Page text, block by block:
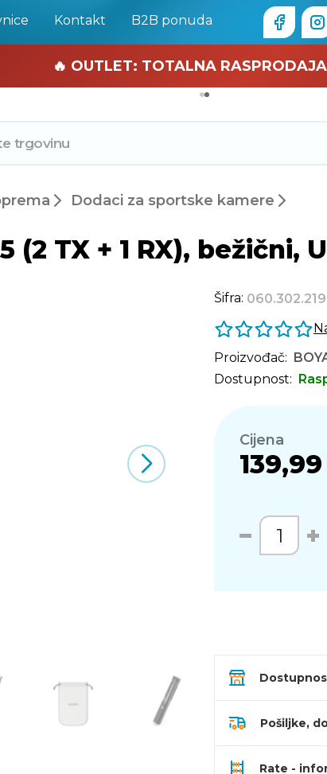
Kontakt B2B ponuda
🏄 Zaslužuješ odmor —❯
🔥 OUTLET: TOTALNA
Dodaci za sportske kamere
TX + 1 RX), bežični,
Šifra: 060.302.219
Proizvođač:
Dostupnost:
Cijena
Pošiljke,
Rate -